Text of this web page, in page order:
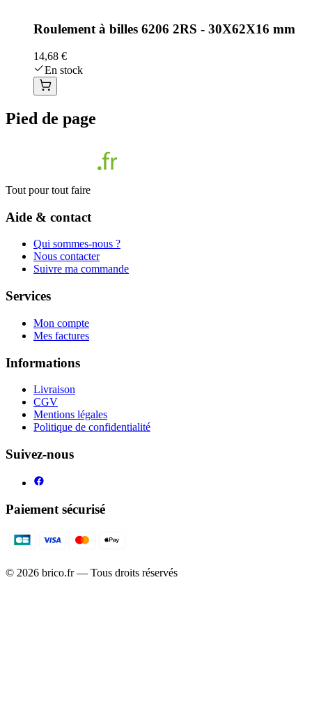
Roulement à billes 6206 2RS - 30X62X16 mm
14,68 €
En stock
Pied de page
Tout pour tout faire
Aide & contact
Qui sommes-nous ?
Nous contacter
Suivre ma commande
Services
Mon compte
Mes factures
Informations
Livraison
CGV
Mentions légales
Politique de confidentialité
Suivez-nous
Paiement sécurisé
© 2026 brico.fr — Tous droits réservés